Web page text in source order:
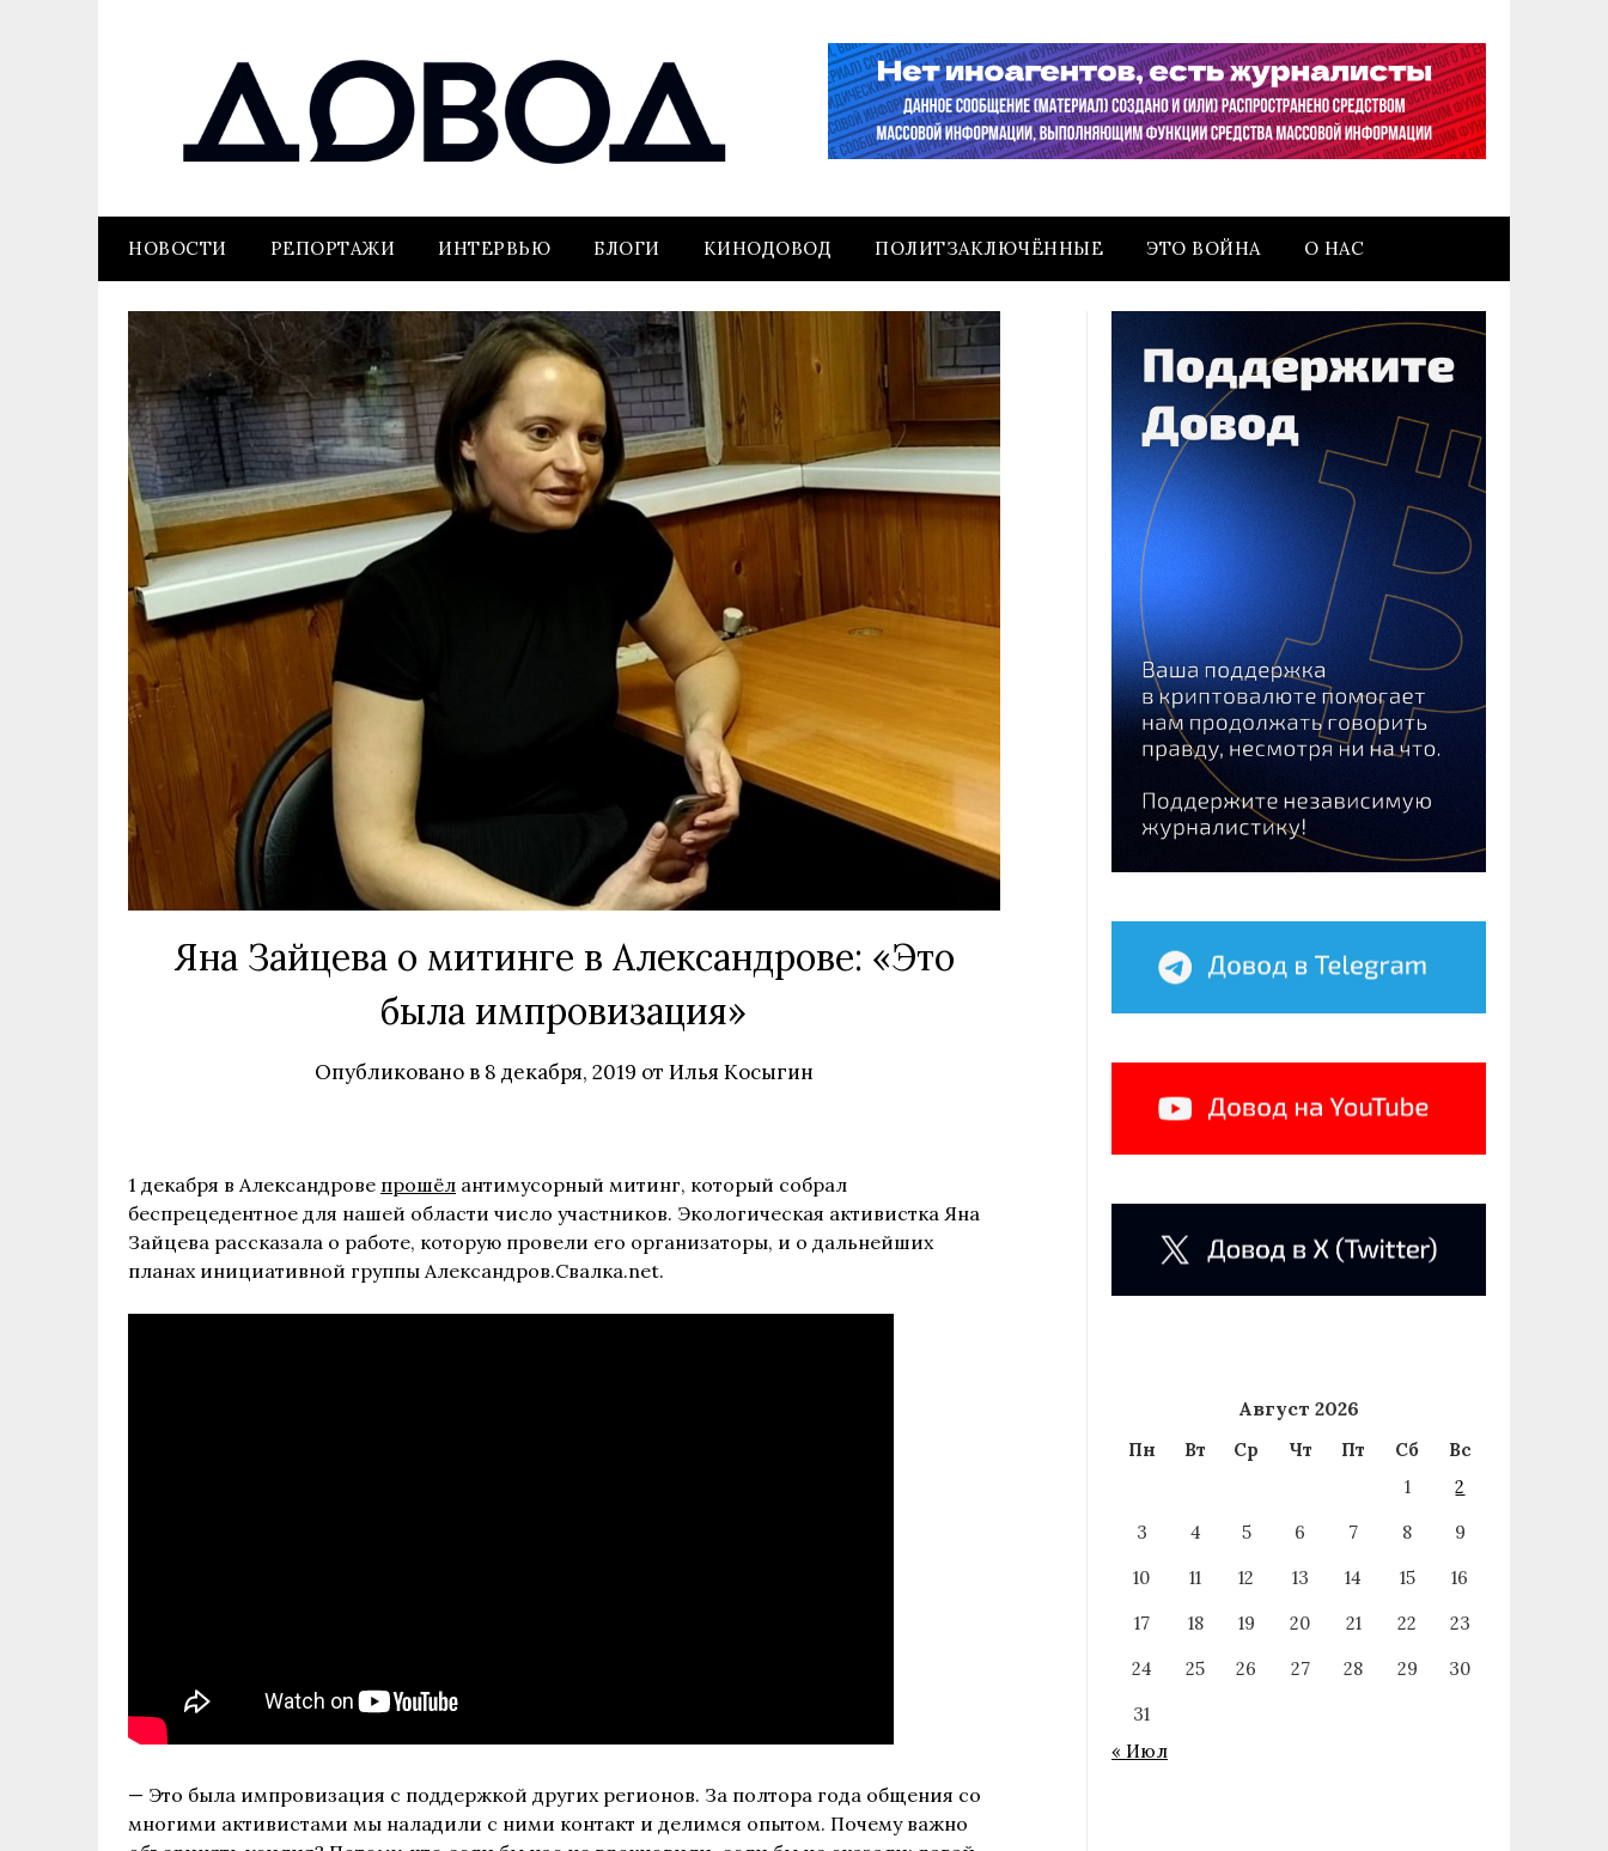
НОВОСТИ РЕПОРТАЖИ ИНТЕРВЬЮ БЛОГИ КИНОДОВОД ПОЛИТЗАКЛЮЧЁННЫЕ ЭТО ВОЙНА О НАС
Яна Зайцева о митинге в Александрове: «Это
была импровизация»
Опубликовано в 8 декабря, 2019 от Илья Косыгин
1 декабря в Александрове прошёл антимусорный митинг, который собрал
беспрецедентное для нашей области число участников. Экологическая активистка Яна
Зайцева рассказала о работе, которую провели его организаторы, и о дальнейших
планах инициативной группы Александров.Свалка.net.
— Это была импровизация с поддержкой других регионов. За полтора года общения со
многими активистами мы наладили с ними контакт и делимся опытом. Почему важно
Август 2026
Пн Вт Ср Чт Пт Сб
Вс
1
2
3
4 5 6 7 8
9
10
11 12 13 14 15
16
17
18 19 20 21 22
23
24
25 26 27 28 29
30
31
« Июл